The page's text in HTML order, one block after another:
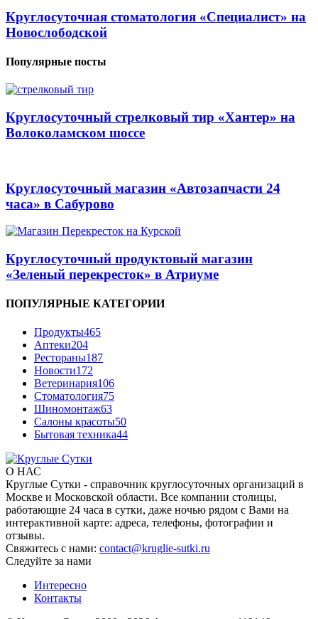
Круглосуточная стоматология «Специалист» на
Новослободской
Популярные посты
Круглосуточный стрелковый тир «Хантер» на
Волоколамском шоссе
Круглосуточный магазин «Автозапчасти 24
часа» в Сабурово
Круглосуточный продуктовый магазин
«Зеленый перекресток» в Атриуме
ПОПУЛЯРНЫЕ КАТЕГОРИИ
Продукты465
Аптеки204
Рестораны187
Новости172
Ветеринария106
Стоматология75
Шиномонтаж63
Салоны красоты50
Бытовая техника44
О НАС
Круглые Сутки - справочник круглосуточных организаций в
Москве и Московской области. Все компании столицы,
работающие 24 часа в сутки, даже ночью рядом с Вами на
интерактивной карте: адреса, телефоны, фотографии и
отзывы.
Свяжитесь с нами: contact@kruglie-sutki.ru
Следуйте за нами
Интересно
Контакты